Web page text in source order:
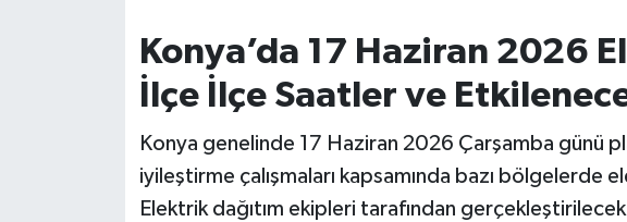
Konya’da 17 Haziran 2026
İlçe İlçe Saatler ve
Konya genelinde 17 Haziran 2026 Çarşamba günü
iyileştirme çalışmaları kapsamında bazı bölgelerde
Elektrik dağıtım ekipleri tarafından gerçekleştirilecek